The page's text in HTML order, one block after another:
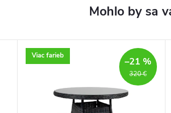
Viac farieb
320 €
–21 %